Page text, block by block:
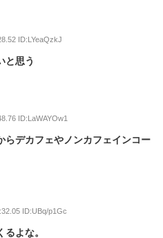
ID:LYeaQzkJ
と思う
ID:LaWAYOw1
らデカフェやノンカフェインコー
ID:UBq/p1Gc
よな。